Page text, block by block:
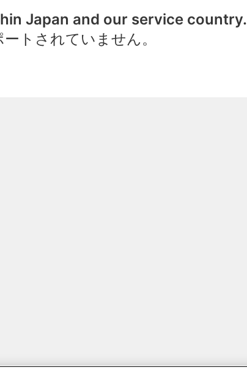
Japan and our service country.
トされていません。